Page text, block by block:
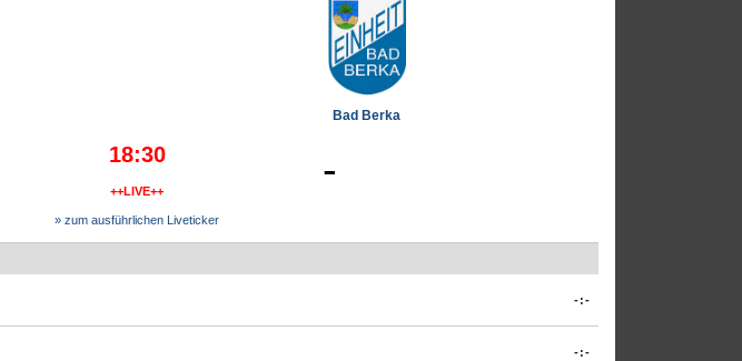
Bad Berka
18:30
++LIVE++ -
» zum ausführlichen Liveticker
-:-
-:-